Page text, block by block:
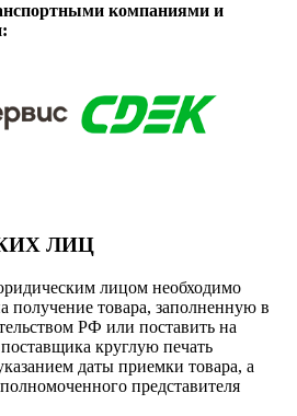
компаниями и
ЛИЦ
лицом необходимо
получение товара, заполненную в
РФ или поставить на
круглую печать
даты приемки товара, а
представителя